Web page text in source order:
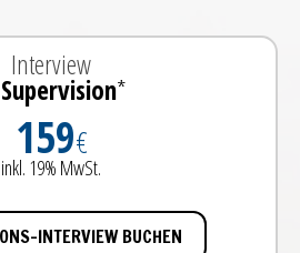
Interview
*
159€
inkl. 19% MwSt.
INTERVIEW BUCHEN